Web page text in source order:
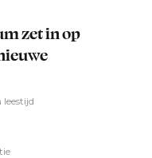
zet in op